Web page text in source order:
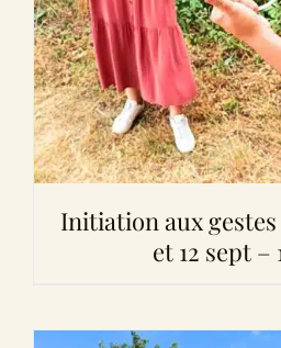
Initiation aux
et 12 sept –